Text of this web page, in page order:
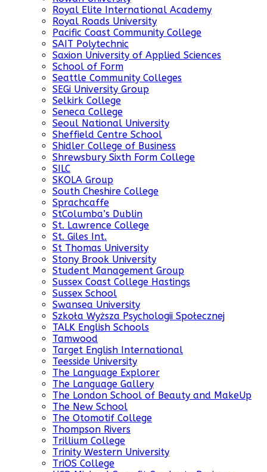
Royal Elite International Academy
Royal Roads University
Pacific Coast Community College
SAIT Polytechnic
Saxion University of Applied Sciences
School of Form
Seattle Community Colleges
SEGi University Group
Selkirk College
Seneca College
Seoul National University
Sheffield Centre School
Shidler College of Business
Shrewsbury Sixth Form College
SILC
SKOLA Group
South Cheshire College
Sprachcaffe
StColumba’s Dublin
St. Lawrence College
St. Giles Int.
St Thomas University
Stony Brook University
Student Management Group
Sussex Coast College Hastings
Sussex School
Swansea University
Szkoła Wyższa Psychologii Społecznej
TALK English Schools
Tamwood
Target English International
Teesside University
The Language Explorer
The Language Gallery
The London School of Beauty and MakeUp
The New School
The Otomotif College
Thompson Rivers
Trillium College
Trinity Western University
TriOS College